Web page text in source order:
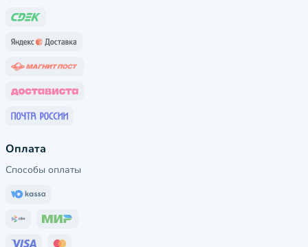
Оплата
Способы оплаты